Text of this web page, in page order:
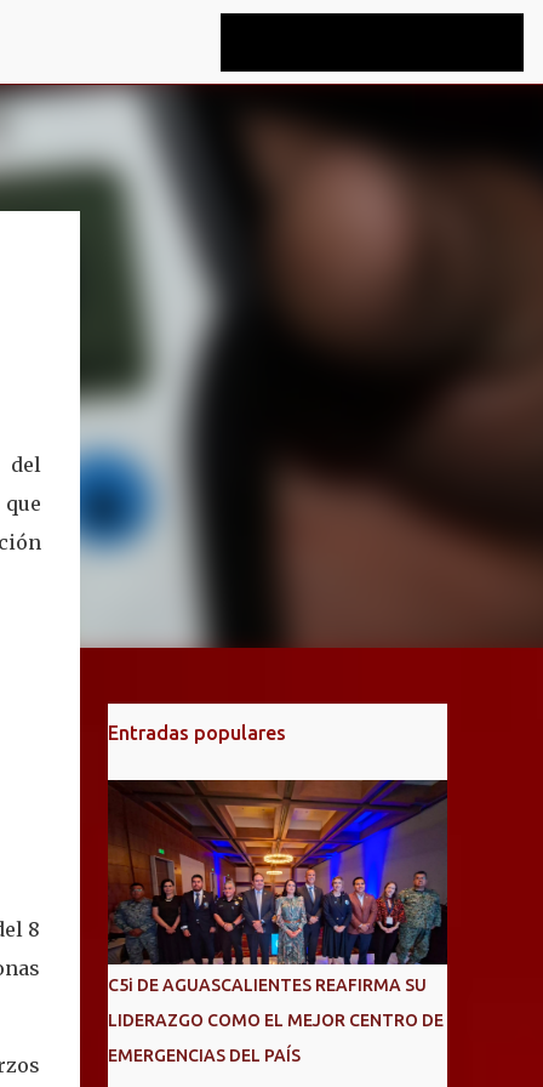
del
8
Entradas populares
C5i DE AGUASCALIENTES REAFIRMA SU
LIDERAZGO COMO EL MEJOR CENTRO DE
EMERGENCIAS DEL PAÍS